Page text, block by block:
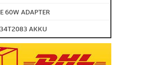
60W ADAPTER
AKKU